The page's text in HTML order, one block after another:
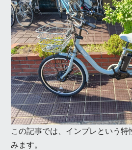
この記事では、インプレという特
みます。